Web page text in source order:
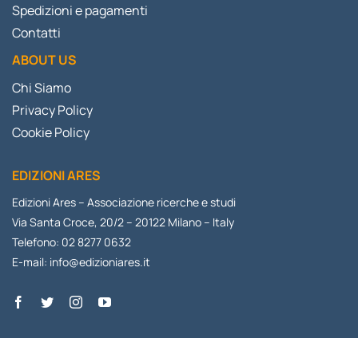
Spedizioni e pagamenti
Contatti
ABOUT US
Chi Siamo
Privacy Policy
Cookie Policy
EDIZIONI ARES
Edizioni Ares – Associazione ricerche e studi
Via Santa Croce, 20/2 – 20122 Milano – Italy
Telefono: 02 8277 0632
E-mail: info@edizioniares.it